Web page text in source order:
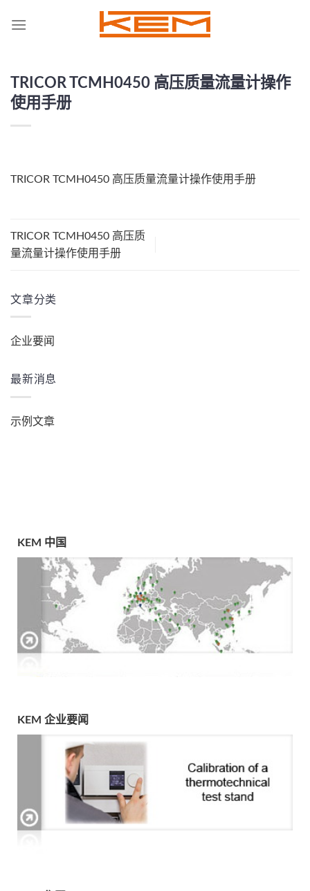
TRICOR TCMH0450 高压质量流量计操作
使用手册
TRICOR TCMH0450 高压质量流量计操作使用手册
TRICOR TCMH0450 高压质
量流量计操作使用手册
文章分类
企业要闻
最新消息
示例文章
KEM 中国
KEM 企业要闻